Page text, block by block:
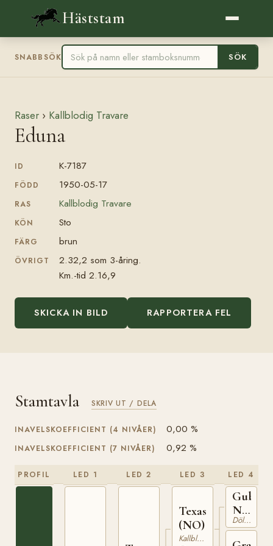
Häststam
SNABBSÖK SÖK
Raser › Kallblodig Travare
Eduna
ID K-7187
FÖDD 1950-05-17
RAS Kallblodig Travare
KÖN Sto
FÄRG brun
ÖVRIGT
2.32,2 som 3-åring.
Km.-tid 2.16,9
SKICKA IN BILD RAPPORTERA FEL
Stamtavla SKRIV UT / DELA
INAVELSKOEFFICIENT (4 NIVÅER) 0,00 %
INAVELSKOEFFICIENT (7 NIVÅER) 0,92 %
PROFIL LED 1 LED 2 LED 3
Texas
(NO)
Kallblodig Travare
LED 4
Gubben
N
692
Dölehäst